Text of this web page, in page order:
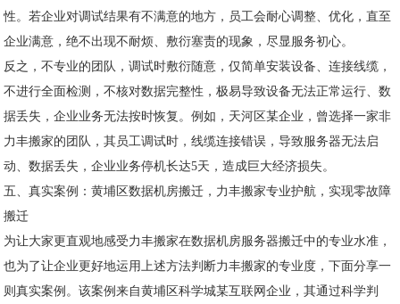
性。若企业对调试结果有不满意的地方，员工会耐心调整、优化，直至
企业满意，绝不出现不耐烦、敷衍塞责的现象，尽显服务初心。
反之，不专业的团队，调试时敷衍随意，仅简单安装设备、连接线缆，
不进行全面检测，不核对数据完整性，极易导致设备无法正常运行、数
据丢失，企业业务无法按时恢复。例如，天河区某企业，曾选择一家非
力丰搬家的团队，其员工调试时，线缆连接错误，导致服务器无法启
动、数据丢失，企业业务停机长达5天，造成巨大经济损失。
五、真实案例：黄埔区数据机房搬迁，力丰搬家专业护航，实现零故障
搬迁
为让大家更直观地感受力丰搬家在数据机房服务器搬迁中的专业水准，
也为了让企业更好地运用上述方法判断力丰搬家的专业度，下面分享一
则真实案例。该案例来自黄埔区科学城某互联网企业，其通过科学判